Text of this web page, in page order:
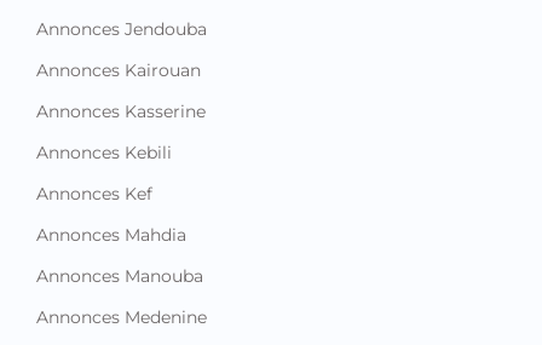
Annonces Jendouba
Annonces Kairouan
Annonces Kasserine
Annonces Kebili
Annonces Kef
Annonces Mahdia
Annonces Manouba
Annonces Medenine